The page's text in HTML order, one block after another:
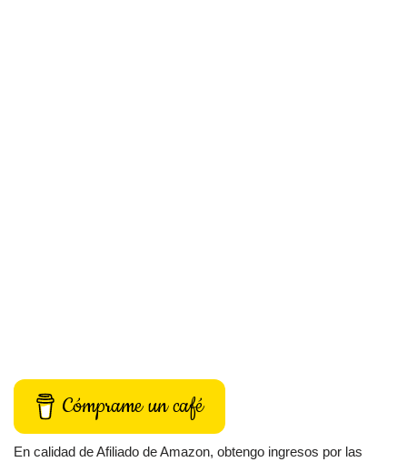
Cómprame un café
En calidad de Afiliado de Amazon, obtengo ingresos por las